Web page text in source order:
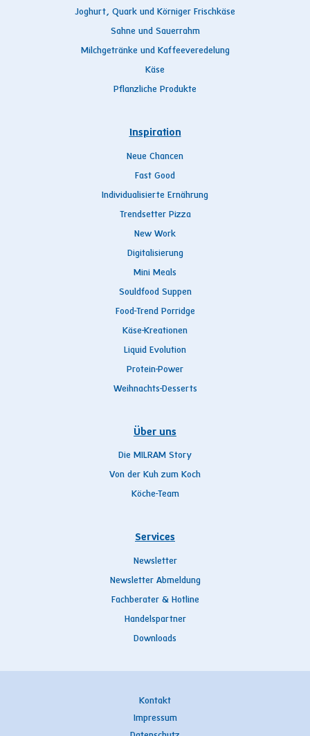
Joghurt, Quark und Körniger Frischkäse
Sahne und Sauerrahm
Milchgetränke und Kaffeeveredelung
Käse
Pflanzliche Produkte
Inspiration
Neue Chancen
Fast Good
Individualisierte Ernährung
Trendsetter Pizza
New Work
Digitalisierung
Mini Meals
Souldfood Suppen
Food-Trend Porridge
Käse-Kreationen
Liquid Evolution
Protein-Power
Weihnachts-Desserts
Über uns
Die MILRAM Story
Von der Kuh zum Koch
Köche-Team
Services
Newsletter
Newsletter Abmeldung
Fachberater & Hotline
Handelspartner
Downloads
Kontakt
Impressum